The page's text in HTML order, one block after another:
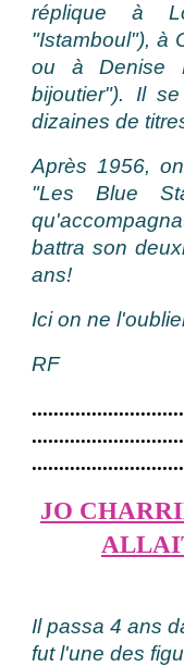
réplique à
"Istamboul"), à
ou à Denise
bijoutier"). Il
dizaines de
Après 1956,
"Les Blue
battra son
ans!
Ici on ne
RF
JO
Il passa 4 ans
fut l'une des